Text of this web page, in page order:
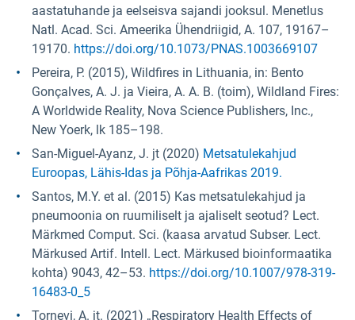
aastatuhande ja eelseisva sajandi jooksul. Menetlus
Natl. Acad. Sci. Ameerika Ühendriigid, A. 107, 19167–
19170. https://doi.org/10.1073/PNAS.1003669107
Pereira, P. (2015), Wildfires in Lithuania, in: Bento
Gonçalves, A. J. ja Vieira, A. A. B. (toim), Wildland Fires:
A Worldwide Reality, Nova Science Publishers, Inc.,
New Yoerk, lk 185–198.
San-Miguel-Ayanz, J. jt (2020) Metsatulekahjud
Euroopas, Lähis-Idas ja Põhja-Aafrikas 2019.
Santos, M.Y. et al. (2015) Kas metsatulekahjud ja
pneumoonia on ruumiliselt ja ajaliselt seotud? Lect.
Märkmed Comput. Sci. (kaasa arvatud Subser. Lect.
Märkused Artif. Intell. Lect. Märkused bioinformaatika
kohta) 9043, 42–53. https://doi.org/10.1007/978-319-
16483-0_5
Tornevi, A. jt. (2021) „Respiratory Health Effects of